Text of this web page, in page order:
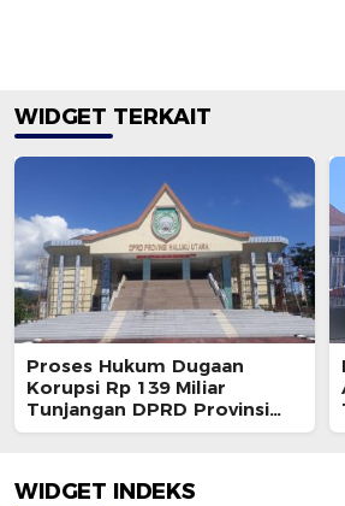
WIDGET TERKAIT
Proses Hukum Dugaan
Korupsi Rp 139 Miliar
Tunjangan DPRD Provinsi
Bakal Dihentikan ?
WIDGET INDEKS